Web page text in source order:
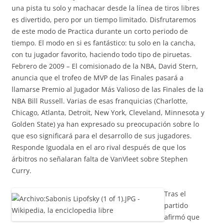
una pista tu solo y machacar desde la línea de tiros libres
es divertido, pero por un tiempo limitado. Disfrutaremos
de este modo de Practica durante un corto periodo de
tiempo. El modo en si es fantástico: tu solo en la cancha,
con tu jugador favorito, haciendo todo tipo de piruetas.
Febrero de 2009 – El comisionado de la NBA, David Stern,
anuncia que el trofeo de MVP de las Finales pasará a
llamarse Premio al Jugador Más Valioso de las Finales de la
NBA Bill Russell. Varias de esas franquicias (Charlotte,
Chicago, Atlanta, Detroit, New York, Cleveland, Minnesota y
Golden State) ya han expresado su preocupación sobre lo
que eso significará para el desarrollo de sus jugadores.
Responde Iguodala en el aro rival después de que los
árbitros no señalaran falta de VanVleet sobre Stephen
Curry.
Tras el
partido
afirmó que